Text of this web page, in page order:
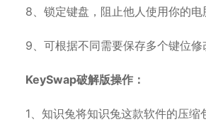
8、锁定键盘，阻止他人使用你的电
9、可根据不同需要保存多个键位修
KeySwap破解版操作：
1、知识兔将知识兔这款软件的压缩